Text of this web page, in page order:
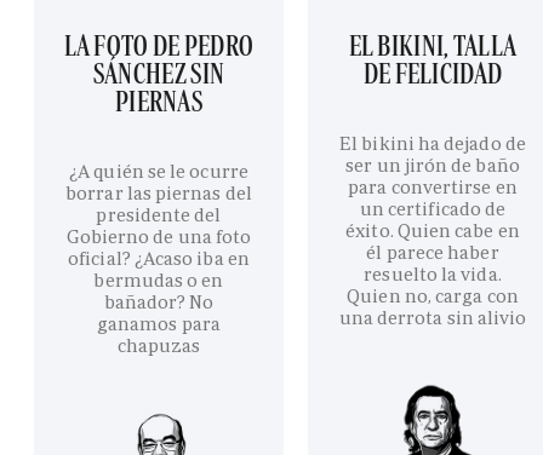
LA FOTO DE PEDRO
SÁNCHEZ SIN
PIERNAS
¿A quién se le ocurre
borrar las piernas del
presidente del
Gobierno de una foto
oficial? ¿Acaso iba en
bermudas o en
bañador? No
ganamos para
chapuzas
EL BIKINI, TALLA
DE FELICIDAD
El bikini ha dejado de
ser un jirón de baño
para convertirse en
un certificado de
éxito. Quien cabe en
él parece haber
resuelto la vida.
Quien no, carga con
una derrota sin alivio